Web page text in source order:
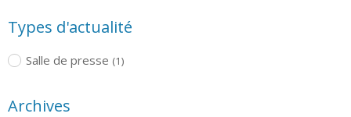
Types d'actualité
Salle de presse (1)
Archives